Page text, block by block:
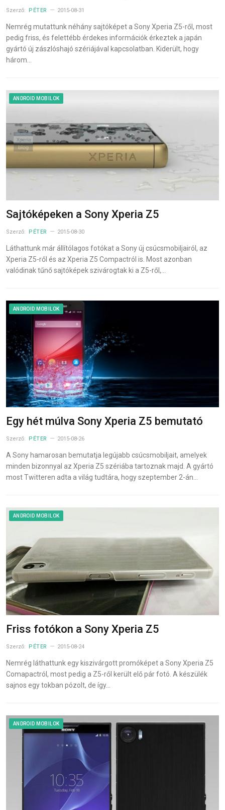
Szerző: PÉTER 2015-08-31
Nemrég mutattunk néhány sajtóképet a Sony Xperia Z5-ről, most
pedig friss, és felettébb érdekes információk érkeztek a japán
gyártó új zászlóshajó szériájával kapcsolatban. Kiderült, hogy
három…
ANDROID MOBILOK
Sajtóképeken a Sony Xperia Z5
Szerző: PÉTER 2015-08-30
Láthattunk már állítólagos fotókat a Sony új csúcsmobiljairól, az
Xperia Z5-ről és az Xperia Z5 Compactról is. Most azonban
valódinak tűnő sajtóképek szivárogtak ki a Z5-ről,…
ANDROID MOBILOK
Egy hét múlva Sony Xperia Z5 bemutató
Szerző: PÉTER 2015-08-26
A Sony hamarosan bemutatja legújabb csúcsmobiljait, amelyek
minden bizonnyal az Xperia Z5 szériába tartoznak majd. A gyártó
most Twitteren adta a világ tudtára, hogy szeptember 2-án…
ANDROID MOBILOK
Friss fotókon a Sony Xperia Z5
Szerző: PÉTER 2015-08-24
Nemrég láthattunk egy kiszivárgott promóképet a Sony Xperia Z5
Comapactról, most pedig a Z5-ről került elő pár fotó. A készülék
sajnos egy tokban pózolt, de így…
ANDROID MOBILOK